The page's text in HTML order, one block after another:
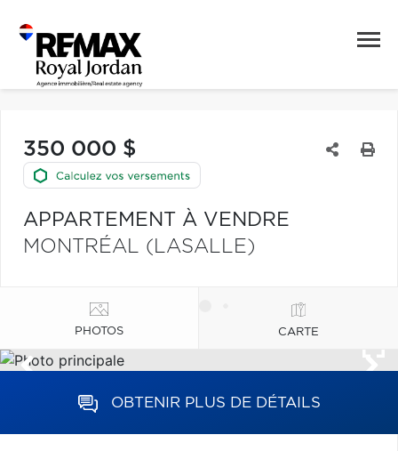
350 000 $
APPARTEMENT À VENDRE
MONTRÉAL (LASALLE)
PHOTOS CARTE
OBTENIR PLUS DE DÉTAILS